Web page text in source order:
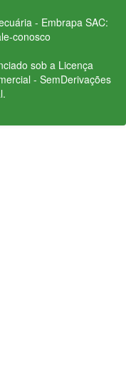
- Embrapa SAC:
conosco
sob a Licença
- SemDerivações